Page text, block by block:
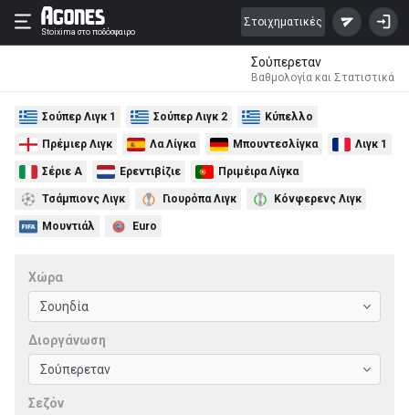
Stoixima στο ποδόσφαιρο
Στοιχηματικές
Σούπερεταν
Βαθμολογία και Στατιστικά
Σούπερ Λιγκ 1 Σούπερ Λιγκ 2 Κύπελλο
Πρέμιερ Λιγκ Λα Λίγκα Μπουντεσλίγκα Λιγκ 1
Σέριε Α Ερεντιβίζιε Πριμέιρα Λίγκα
Τσάμπιονς Λιγκ Γιουρόπα Λιγκ Κόνφερενς Λιγκ
Μουντιάλ Euro
Χώρα
Διοργάνωση
Σεζόν